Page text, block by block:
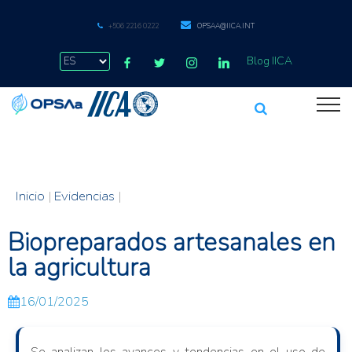
+506 2216 0222 OPSAA@IICA.INT
Blog IICA
Inicio | Evidencias |
Biopreparados artesanales en
la agricultura
16/01/2025